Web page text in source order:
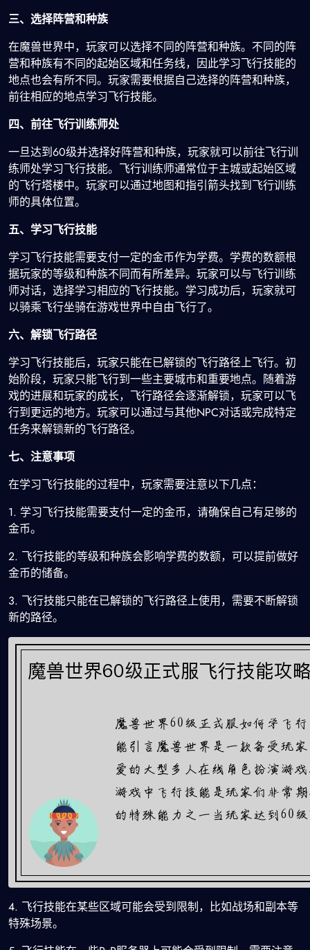
三、选择阵营和种族
在魔兽世界中，玩家可以选择不同的阵营和种族。不同的阵
营和种族有不同的起始区域和任务线，因此学习飞行技能的
地点也会有所不同。玩家需要根据自己选择的阵营和种族，
前往相应的地点学习飞行技能。
四、前往飞行训练师处
一旦达到60级并选择好阵营和种族，玩家就可以前往飞行训
练师处学习飞行技能。飞行训练师通常位于主城或起始区域
的飞行塔楼中。玩家可以通过地图和指引箭头找到飞行训练
师的具体位置。
五、学习飞行技能
学习飞行技能需要支付一定的金币作为学费。学费的数额根
据玩家的等级和种族不同而有所差异。玩家可以与飞行训练
师对话，选择学习相应的飞行技能。学习成功后，玩家就可
以骑乘飞行坐骑在游戏世界中自由飞行了。
六、解锁飞行路径
学习飞行技能后，玩家只能在已解锁的飞行路径上飞行。初
始阶段，玩家只能飞行到一些主要城市和重要地点。随着游
戏的进展和玩家的成长，飞行路径会逐渐解锁，玩家可以飞
行到更远的地方。玩家可以通过与其他NPC对话或完成特定
任务来解锁新的飞行路径。
七、注意事项
在学习飞行技能的过程中，玩家需要注意以下几点：
1. 学习飞行技能需要支付一定的金币，请确保自己有足够的
金币。
2. 飞行技能的等级和种族会影响学费的数额，可以提前做好
金币的储备。
3. 飞行技能只能在已解锁的飞行路径上使用，需要不断解锁
新的路径。
4. 飞行技能在某些区域可能会受到限制，比如战场和副本等
特殊场景。